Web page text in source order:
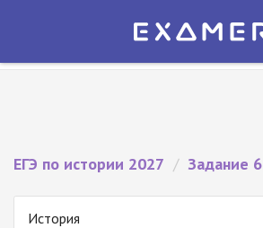
Экзамер — ЕГЭ 2027
ЕГЭ по истории 2027 / Задание 6
История